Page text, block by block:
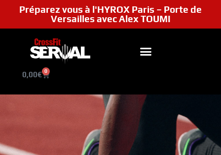
Préparez vous à l'HYROX Paris – Porte de
Versailles avec Alex TOUMI
0,00€ 0